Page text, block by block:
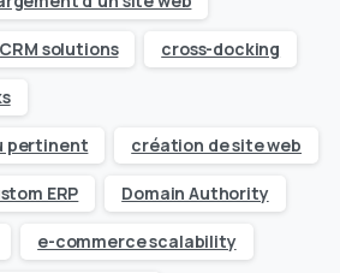
CRM solutions cross-docking
pertinent création de site web
ERP Domain Authority
e-commerce scalability